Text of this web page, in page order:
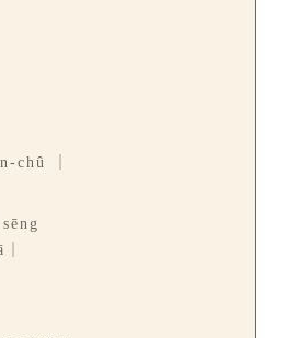
chû ｜